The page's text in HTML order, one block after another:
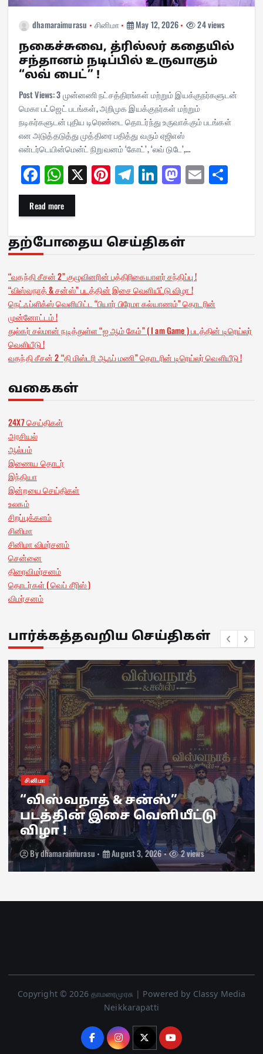
dhamaraimurasu சினிமா May 12, 2026 24 views
நகைச்சுவை, த்ரில்லர் கதையில்
சந்தானம் நடிப்பில் உருவாகும்
“லவ் பைட்” !
Post Views: 3 முன்னணி நட்சத்திரங்கள் மற்றும் இயக்குநர்களுடன்
மெகா பட்ஜெட் படங்கள், அறிமுக இயக்குநர்கள் மற்றும்
நடிகர்களுடன் புதிய டிரெண்டை தொடர்ந்து உருவாக்கும் படங்கள்
என அடுத்தடுத்து முத்திரை பதித்து வரும் ஏஜிஎஸ்
என்டர்டெயின்மென்ட் நிறுவனம் ‘கோட்’, ‘லவ் டுடே’,…
Fa
ce
bo
ok
W
ha
ts
A
pp
X Pi
nt
es
t
Te
le
a
m
Li
nk
In
M
as
do
n
E
m
Sh
ar
Read more
தற்போதைய செய்திகள்
“வதந்தி சீசன் 2” குழுவினரின் பத்திரிகையாளர் சந்திப்பு !
“விஸ்வநாத் & சன்ஸ்” படத்தின் இசை வெளியீட்டு விழா !
நெட்ஃப்ளிக்ஸ் வெளியிட்ட “பியார் பிரேமா கல்யாணம்” தொடரின்
முன்னோட்டம் !
துல்கர் சல்மான் நடித்துள்ள “ஐ ஆம் கேம்” ( I am Game ) படத்தின் டிரெய்லர்
வெளியீடு !
வதந்தி சீசன் 2 “தி மிஸ்டரி ஆஃப் மணி” தொடரின் டிரெய்லர் வெளியீடு !
வகைகள்
24X7 செய்திகள்
அரசியல்
ஆல்பம்
இணைய தொடர்
இந்தியா
இன்றயை செய்திகள்
உலகம்
சிறப்புக்களம்
சினிமா
சினிமா விமர்சனம்
சென்னை
திரைவிமர்சனம்
தொடர்கள் ( வெப் சீரிஸ் )
விமர்சனம்
பார்க்கத்தவறிய செய்திகள்
சினிமா
“விஸ்வநாத் & சன்ஸ்”
படத்தின் இசை வெளியீட்டு
விழா !
Bydhamaraimurasu August 3, 2026 2 views
Copyright © 2026 தாமரைமுரசு | Powered by Classy Media
Neikkarapatti